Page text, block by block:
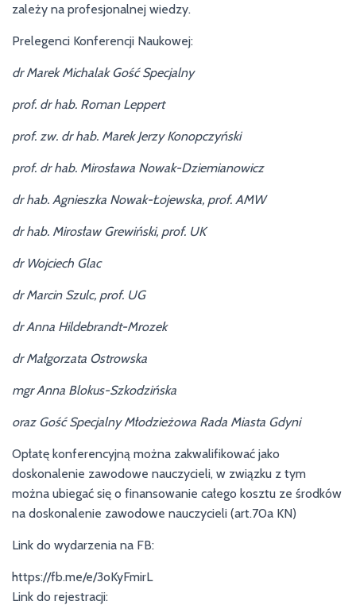
zależy na profesjonalnej wiedzy.
Prelegenci Konferencji Naukowej:
dr Marek Michalak Gość Specjalny
prof. dr hab. Roman Leppert
prof. zw. dr hab. Marek Jerzy Konopczyński
prof. dr hab. Mirosława Nowak-Dziemianowicz
dr hab. Agnieszka Nowak-Łojewska, prof. AMW
dr hab. Mirosław Grewiński, prof. UK
dr Wojciech Glac
dr Marcin Szulc, prof. UG
dr Anna Hildebrandt-Mrozek
dr Małgorzata Ostrowska
mgr Anna Blokus-Szkodzińska
oraz Gość Specjalny Młodzieżowa Rada Miasta Gdyni
Opłatę konferencyjną można zakwalifikować jako
doskonalenie zawodowe nauczycieli, w związku z tym
można ubiegać się o finansowanie całego kosztu ze środków
na doskonalenie zawodowe nauczycieli (art.70a KN)
Link do wydarzenia na FB:
https://fb.me/e/3oKyFmirL
Link do rejestracji: